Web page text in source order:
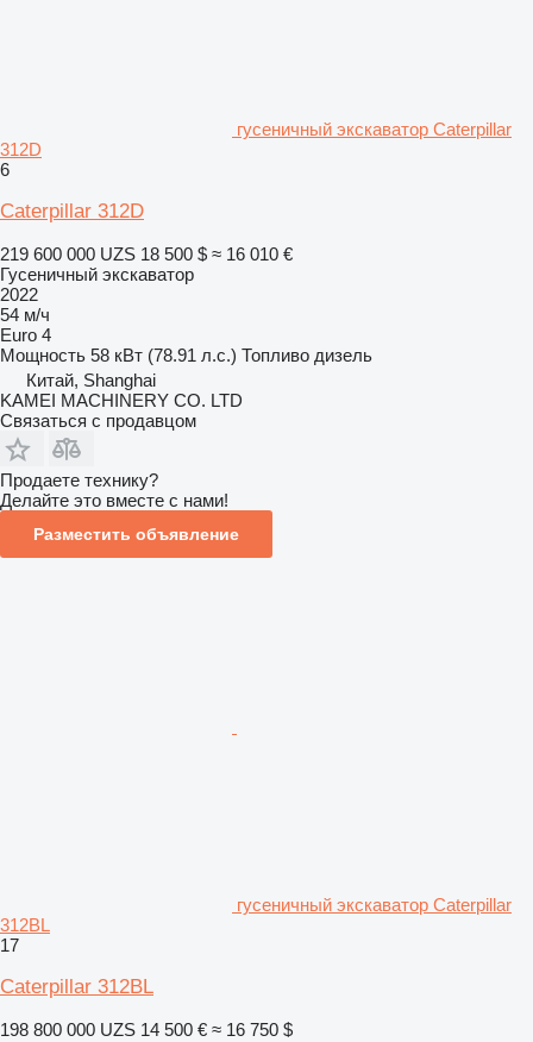
гусеничный экскаватор Caterpillar
312D
6
Caterpillar 312D
219 600 000 UZS 18 500 $ ≈ 16 010 €
Гусеничный экскаватор
2022
54 м/ч
Euro 4
Мощность 58 кВт (78.91 л.с.) Топливо дизель
Китай, Shanghai
KAMEI MACHINERY CO. LTD
Связаться с продавцом
Продаете технику?
Делайте это вместе с нами!
Разместить объявление
гусеничный экскаватор Caterpillar
312BL
17
Caterpillar 312BL
198 800 000 UZS 14 500 € ≈ 16 750 $